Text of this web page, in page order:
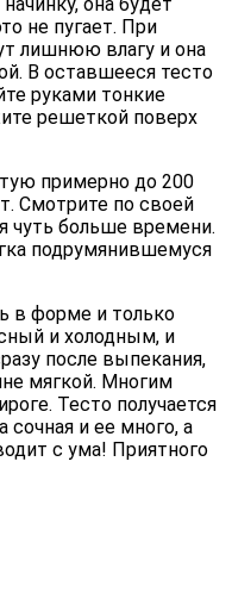
она будет
не пугает. При
лишнюю влагу и она
В оставшееся тесто
руками тонкие
решеткой поверх
примерно до 200
Смотрите по своей
чуть больше времени.
подрумянившемуся
в форме и только
и холодным, и
после выпекания,
мягкой. Многим
Тесто получается
и ее много, а
с ума! Приятного